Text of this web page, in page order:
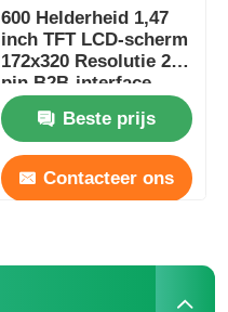
600 Helderheid 1,47
inch TFT LCD-scherm
172x320 Resolutie 24
pin B2B-interface
Beste prijs
Contacteer ons